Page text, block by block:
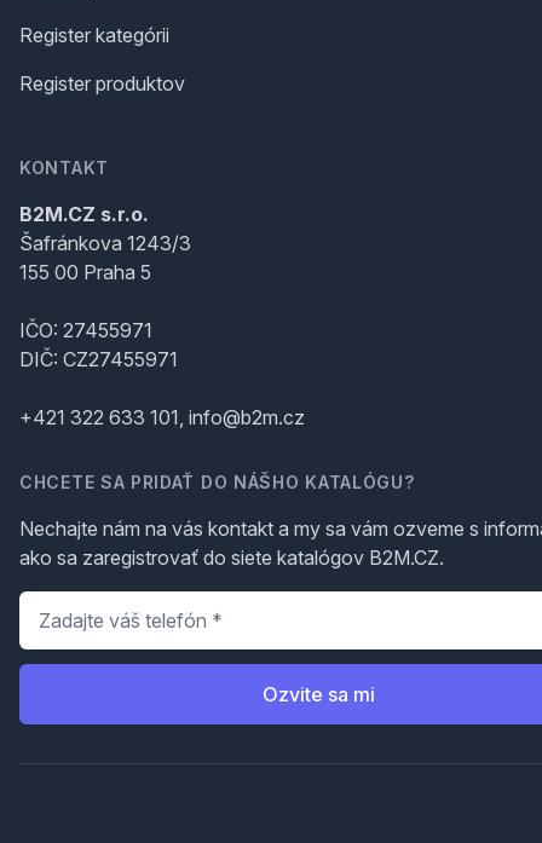
Register kategórii
Register produktov
KONTAKT
B2M.CZ s.r.o.
Šafránkova 1243/3
155 00 Praha 5
IČO: 27455971
DIČ: CZ27455971
+421 322 633 101, info@b2m.cz
CHCETE SA PRIDAŤ DO NÁŠHO KATALÓGU?
Nechajte nám na vás kontakt a my sa vám ozveme s
ako sa zaregistrovať do siete katalógov B2M.CZ.
Telefón
Ozvite sa mi